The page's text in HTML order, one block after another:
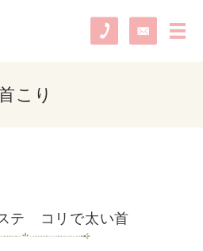
メ
こり
テ コリで太い首